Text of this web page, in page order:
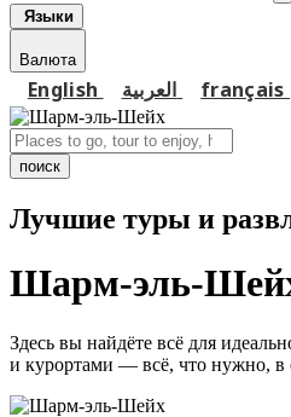
Языки
Валюта
English français
поиск
Лучшие туры и
Шарм-эль-
Здесь вы найдёте всё для
и курортами — всё, что нужно, в